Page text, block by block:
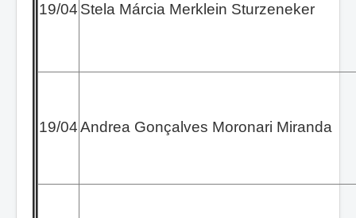
19/04 Stela Márcia Merklein Sturzeneker
19/04Andrea Gonçalves Moronari Miranda